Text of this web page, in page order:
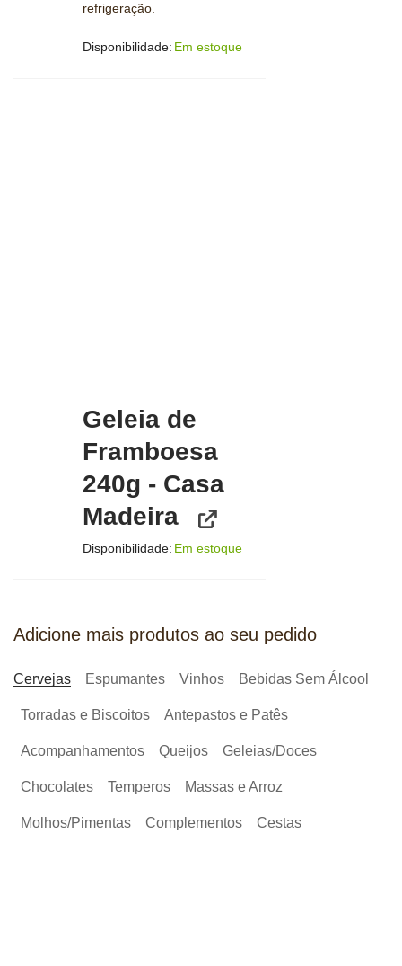
refrigeração.
Disponibilidade: Em estoque
Geleia de
Framboesa
240g - Casa
Madeira
Disponibilidade: Em estoque
Adicione mais produtos ao seu pedido
Cervejas Espumantes Vinhos Bebidas Sem Álcool
Torradas e Biscoitos Antepastos e Patês
Acompanhamentos Queijos Geleias/Doces
Chocolates Temperos Massas e Arroz
Molhos/Pimentas Complementos Cestas